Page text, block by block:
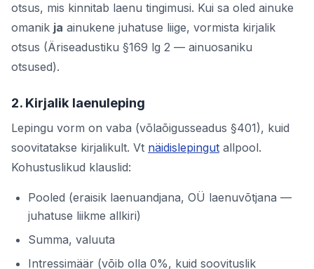
otsus, mis kinnitab laenu tingimusi. Kui sa oled ainuke
omanik ja ainukene juhatuse liige, vormista kirjalik
otsus (Äriseadustiku §169 lg 2 — ainuosaniku
otsused).
2. Kirjalik laenuleping
Lepingu vorm on vaba (võlaõigusseadus §401), kuid
soovitatakse kirjalikult. Vt näidislepingut allpool.
Kohustuslikud klauslid:
Pooled (eraisik laenuandjana, OÜ laenuvõtjana —
juhatuse liikme allkiri)
Summa, valuuta
Intressimäär (võib olla 0%, kuid soovituslik